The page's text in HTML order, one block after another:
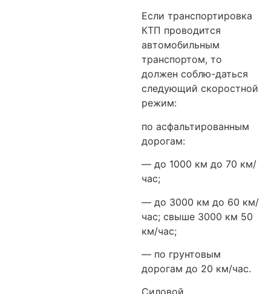
Если транспортировка
КТП проводится
автомобильным
транспортом, то
должен соблю-даться
следующий скоростной
режим:
по асфальтированным
дорогам:
— до 1000 км до 70 км/
час;
— до 3000 км до 60 км/
час; свыше 3000 км 50
км/час;
— по грунтовым
дорогам до 20 км/час.